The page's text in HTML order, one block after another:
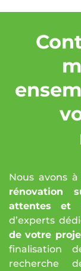
Nous avons
rénovation
attentes et
d’experts
de votre
finalisation
recherche